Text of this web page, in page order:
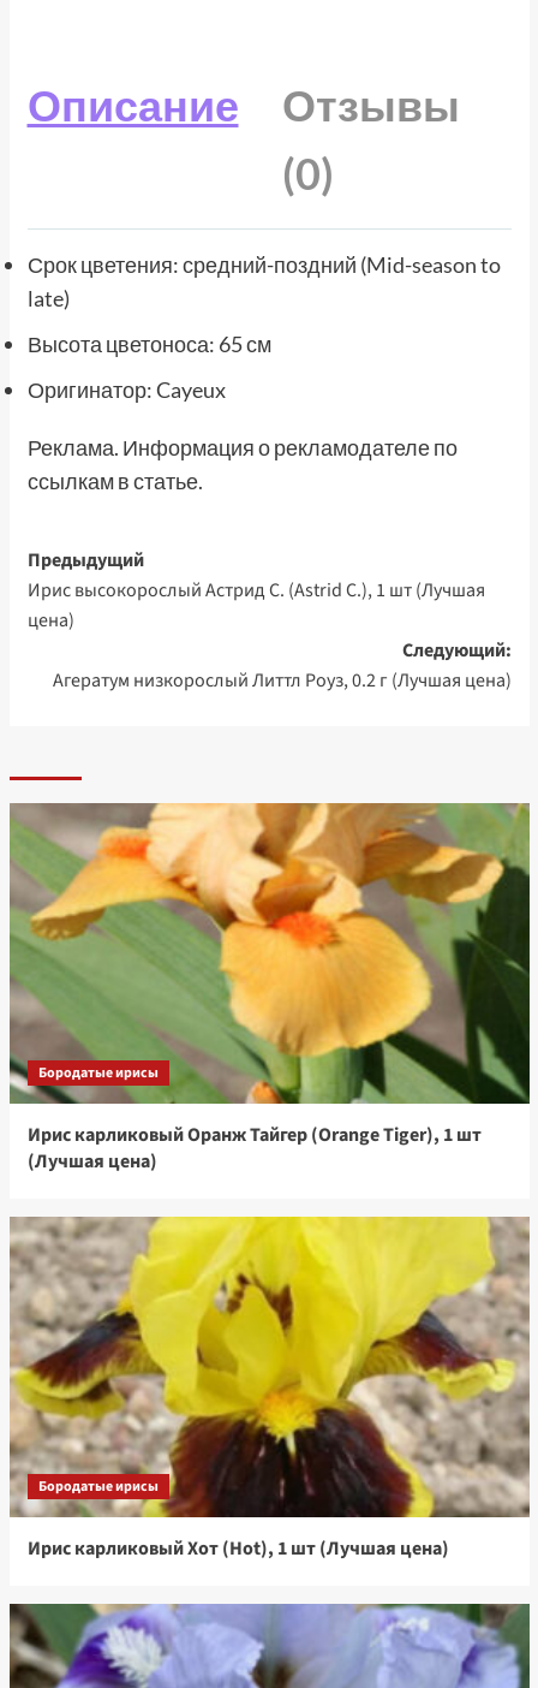
Описание
Отзывы
(0)
Срок цветения: средний-поздний (Mid-season to
late)
Высота цветоноса: 65 см
Оригинатор: Cayeux
Реклама. Информация о рекламодателе по
ссылкам в статье.
Навигация
записи
Предыдущий
Ирис высокорослый Астрид С. (Astrid C.), 1 шт (Лучшая
цена)
Следующий:
Агератум низкорослый Литтл Роуз, 0.2 г (Лучшая цена)
Бородатые ирисы
Ирис карликовый Оранж Тайгер (Orange Tiger), 1 шт
(Лучшая цена)
Бородатые ирисы
Ирис карликовый Хот (Hot), 1 шт (Лучшая цена)